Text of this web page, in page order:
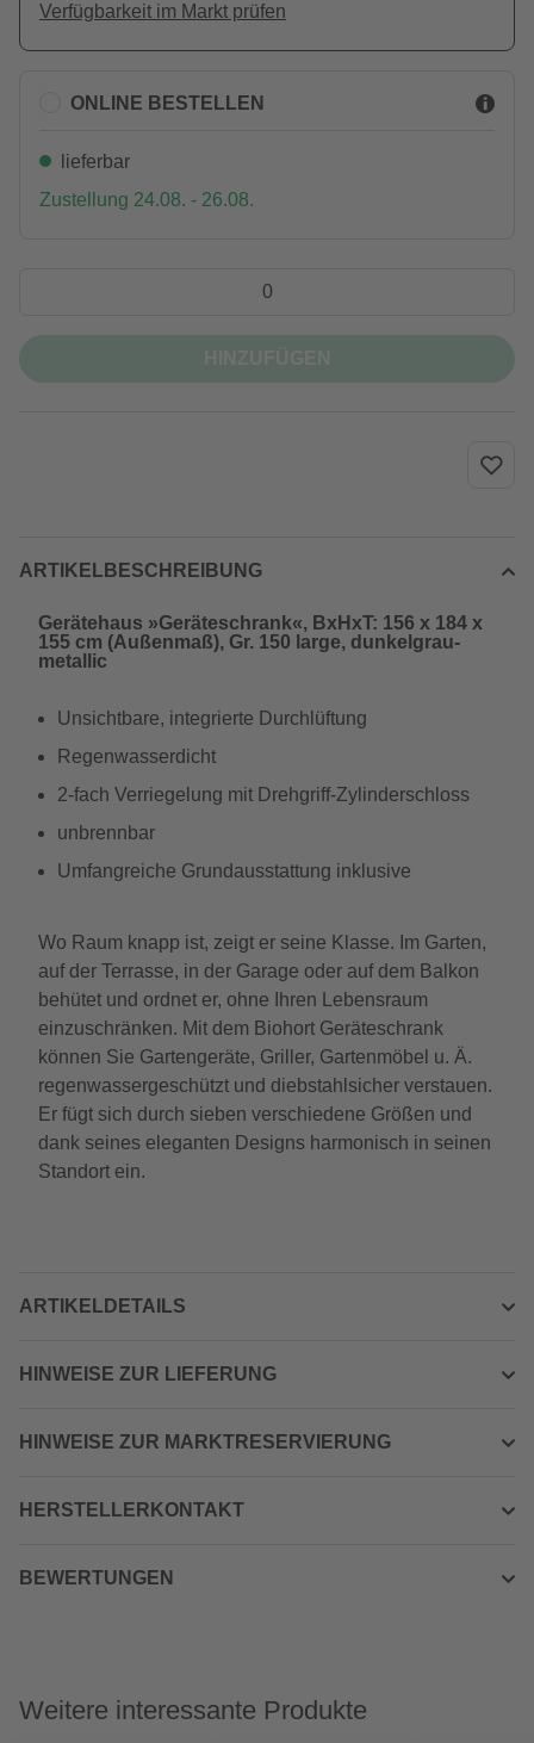
Verfügbarkeit im Markt prüfen
ONLINE BESTELLEN
lieferbar
Zustellung 24.08. - 26.08.
ARTIKELBESCHREIBUNG
Gerätehaus »Geräteschrank«, BxHxT: 156 x 184 x
155 cm (Außenmaß), Gr. 150 large, dunkelgrau-
metallic
Unsichtbare, integrierte Durchlüftung
Regenwasserdicht
2-fach Verriegelung mit Drehgriff-Zylinderschloss
unbrennbar
Umfangreiche Grundausstattung inklusive
Wo Raum knapp ist, zeigt er seine Klasse. Im Garten,
auf der Terrasse, in der Garage oder auf dem Balkon
behütet und ordnet er, ohne Ihren Lebensraum
einzuschränken. Mit dem Biohort Geräteschrank
können Sie Gartengeräte, Griller, Gartenmöbel u. Ä.
regenwassergeschützt und diebstahlsicher verstauen.
Er fügt sich durch sieben verschiedene Größen und
dank seines eleganten Designs harmonisch in seinen
Standort ein.
ARTIKELDETAILS
HINWEISE ZUR LIEFERUNG
HINWEISE ZUR MARKTRESERVIERUNG
HERSTELLERKONTAKT
BEWERTUNGEN
Weitere interessante Produkte